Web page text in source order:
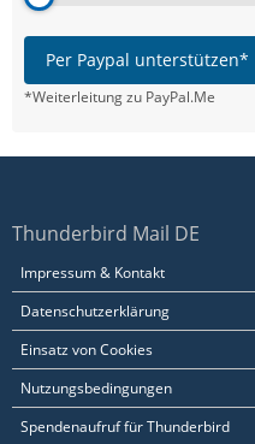
Per Paypal unterstützen*
*Weiterleitung zu PayPal.Me
Thunderbird Mail DE
Impressum & Kontakt
Datenschutzerklärung
Einsatz von Cookies
Nutzungsbedingungen
Spendenaufruf für Thunderbird